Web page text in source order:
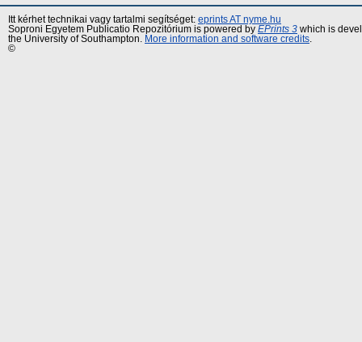
Itt kérhet technikai vagy tartalmi segítséget: eprints AT nyme.hu
Soproni Egyetem Publicatio Repozitórium is powered by EPrints 3 which is
the University of Southampton.
More information and software credits
©